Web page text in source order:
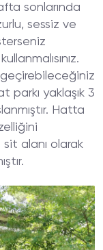
sonlarında
sessiz ve
geçirebileceğiniz
parkı yaklaşık 3
Hatta
alanı olarak